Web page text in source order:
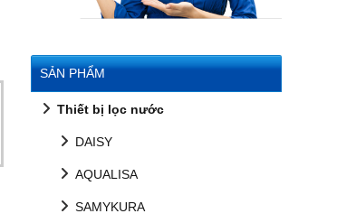
SẢN PHẨM
Thiết bị lọc nước
DAISY
AQUALISA
SAMYKURA